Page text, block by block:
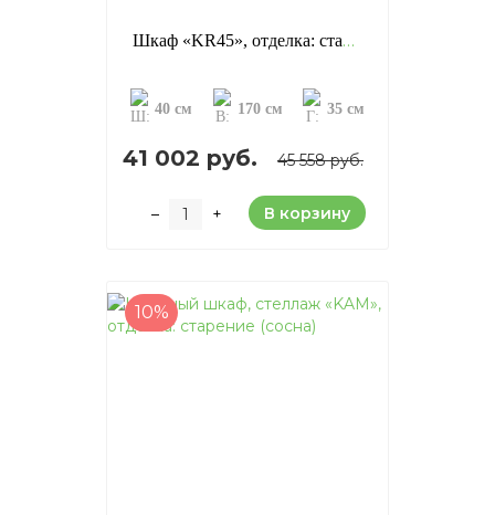
Шкаф «KR45», отделка: старение (сосна)
40 см 170 см 35 см
41 002 руб. 45 558 руб.
– + В корзину
10%